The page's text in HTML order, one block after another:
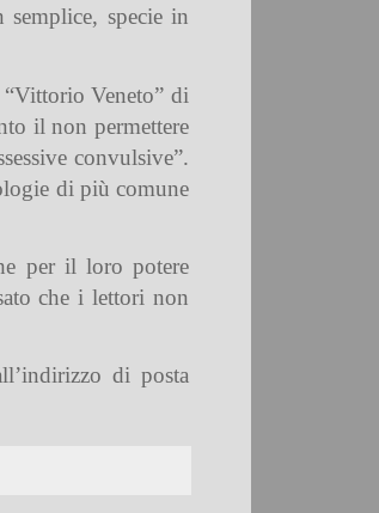
specie in
Veneto” di
il non permettere
convulsive”.
di più comune
per il loro potere
che i lettori non
di posta